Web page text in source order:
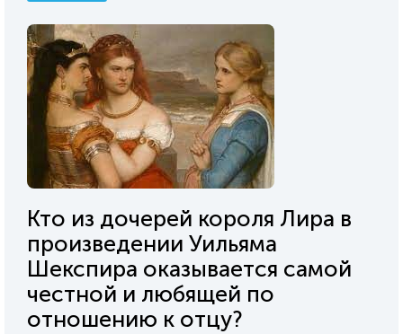
Кто из дочерей короля Лира в
произведении Уильяма
Шекспира оказывается самой
честной и любящей по
отношению к отцу?